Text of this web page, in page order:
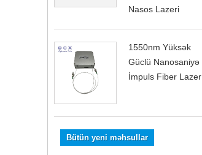
Nasos Lazeri
1550nm Yüksək
Güclü Nanosaniyə
İmpuls Fiber Lazer
Bütün yeni məhsullar